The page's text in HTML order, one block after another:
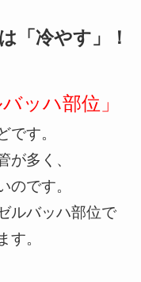
「冷やす」！
ッハ部位」
です。
が多く、
のです。
ルバッハ部位で
す。